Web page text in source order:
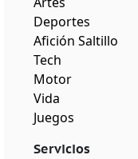
Deportes
Afición Saltillo
Tech
Motor
Vida
Juegos
Servicios